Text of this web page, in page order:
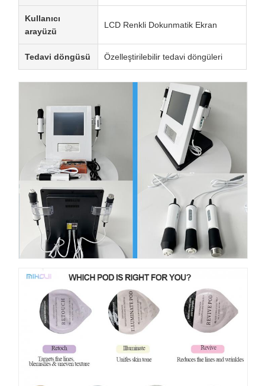
Kullanıcı
arayüzü
LCD Renkli Dokunmatik Ekran
Tedavi döngüsü Özelleştirilebilir tedavi döngüleri